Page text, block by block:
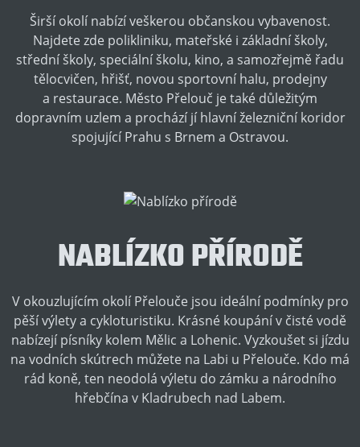
Širší okolí nabízí veškerou občanskou vybavenost.
Najdete zde polikliniku, mateřské i základní školy,
střední školy, speciální školu, kino, a samozřejmě řadu
tělocvičen, hřišť, novou sportovní halu, prodejny
a restaurace. Město Přelouč je také důležitým
dopravním uzlem a prochází jí hlavní železniční koridor
spojující Prahu s Brnem a Ostravou.
NABLÍZKO PŘÍRODĚ
V okouzlujícím okolí Přelouče jsou ideální podmínky pro
pěší výlety a cykloturistiku. Krásné koupání v čisté vodě
nabízejí písníky kolem Mělic a Lohenic. Vyzkoušet si jízdu
na vodních skútrech můžete na Labi u Přelouče. Kdo má
rád koně, ten neodolá výletu do zámku a národního
hřebčína v Kladrubech nad Labem.